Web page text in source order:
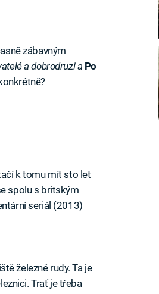
zábavným
a dobrodruzi a Po
k tomu mít sto let
spolu s britským
seriál (2013)
železné rudy. Ta je
Trať je třeba